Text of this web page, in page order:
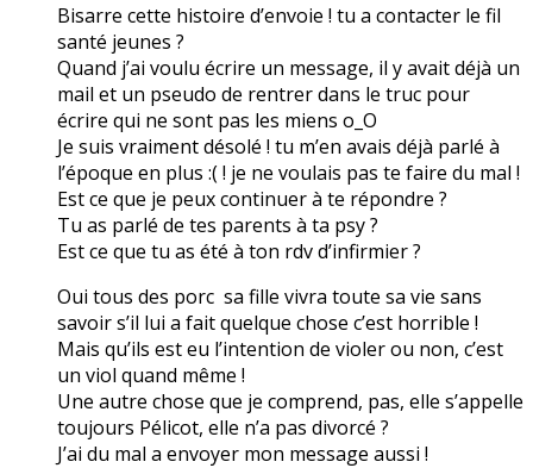
Bisarre cette histoire d’envoie ! tu a contacter le fil
santé jeunes ?
Quand j’ai voulu écrire un message, il y avait déjà un
mail et un pseudo de rentrer dans le truc pour
écrire qui ne sont pas les miens o_O
Je suis vraiment désolé ! tu m’en avais déjà parlé à
l’époque en plus :( ! je ne voulais pas te faire du mal !
Est ce que je peux continuer à te répondre ?
Tu as parlé de tes parents à ta psy ?
Est ce que tu as été à ton rdv d’infirmier ?
Oui tous des porc sa fille vivra toute sa vie sans
savoir s’il lui a fait quelque chose c’est horrible !
Mais qu’ils est eu l’intention de violer ou non, c’est
un viol quand même !
Une autre chose que je comprend, pas, elle s’appelle
toujours Pélicot, elle n’a pas divorcé ?
J’ai du mal a envoyer mon message aussi !